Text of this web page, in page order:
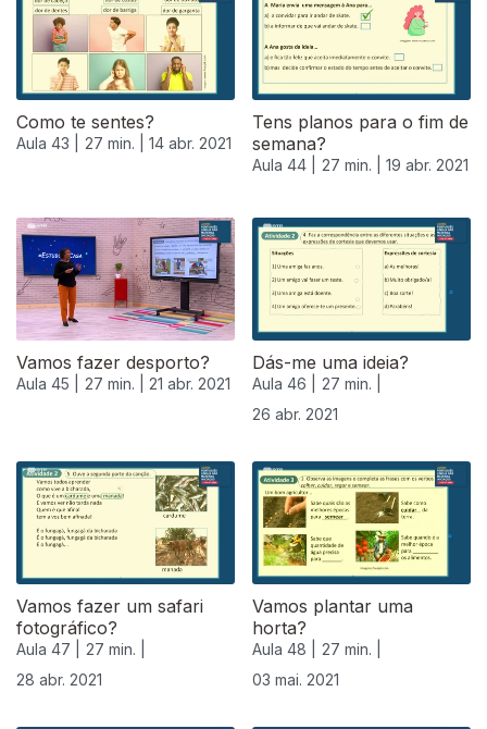
Como te sentes?
Aula 43 | 27 min. | 14 abr. 2021
Tens planos para o fim de
semana?
Aula 44 | 27 min. | 19 abr. 2021
Vamos fazer desporto?
Aula 45 | 27 min. | 21 abr. 2021
Dás-me uma ideia?
Aula 46 |
27 min. |
26 abr. 2021
539708
Vamos fazer um safari
fotográfico?
Aula 47 |
27 min. |
28 abr. 2021
Vamos plantar uma
horta?
Aula 48 |
27 min. |
03 mai. 2021